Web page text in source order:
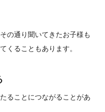
の通り聞いてきたお子様も
くることもあります。
ることにつながることがあ